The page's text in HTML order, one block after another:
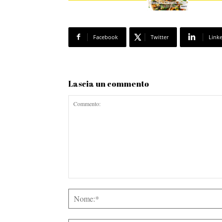
Facebook Twitter
Lascia un commento